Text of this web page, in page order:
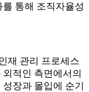
통해 조직자율성
재 관리 프로세스
적인 측면에서의
장과 몰입에 순기